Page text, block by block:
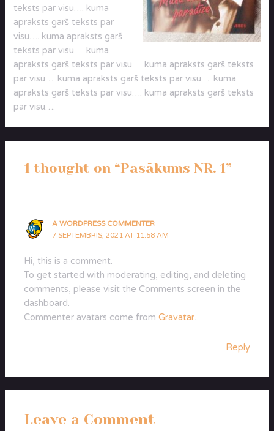
teksts par visu…. kuma
apraksts garš teksts par
visu…. kuma apraksts garš
teksts par visu…. kuma
apraksts garš teksts par visu…. kuma apraksts garš teksts
par visu…. kuma apraksts garš teksts par visu…. kuma
apraksts garš teksts par visu…. kuma apraksts garš teksts
par visu….
1 thought on “Pasākums NR. 1”
A WORDPRESS COMMENTER
7 SEPTEMBRIS, 2021 AT 11:58 AM
Hi, this is a comment.
To get started with moderating, editing, and deleting
comments, please visit the Comments screen in the
dashboard.
Commenter avatars come fromGravatar.
Reply
Leave a Comment